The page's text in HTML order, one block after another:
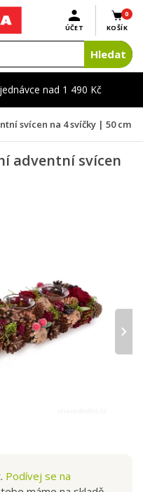
nad 1 490 Kč
0
KOŠÍK
ÚČET
Hledat
svícen na 4 svíčky | 50 cm
adventní svícen
›
Podívej se na